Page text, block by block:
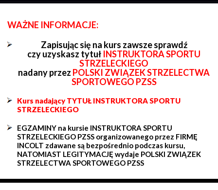
WAŻNE INFORMACJE:
Zapisując się na kurs zawsze sprawdź
czy uzyskasz tytuł INSTRUKTORA SPORTU
STRZELECKIEGO
nadany przez POLSKI ZWIĄZEK STRZELECTWA
SPORTOWEGO PZSS
Kurs nadający TYTUŁ INSTRUKTORA SPORTU
STRZELECKIEGO
EGZAMINY na kursie INSTRUKTORA SPORTU
STRZELECKIEGO PZSS organizowanego przez FIRMĘ
INCOLT zdawane są bezpośrednio podczas kursu,
NATOMIAST LEGITYMACJĘ wydaje POLSKI ZWIĄZEK
STRZELECTWA SPORTOWEGO PZSS